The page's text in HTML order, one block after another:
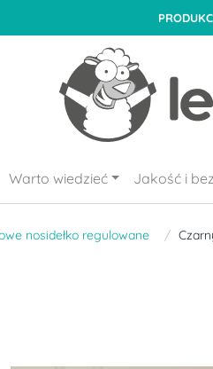
Warto wiedzieć Jakość i
nosidełko regulowane